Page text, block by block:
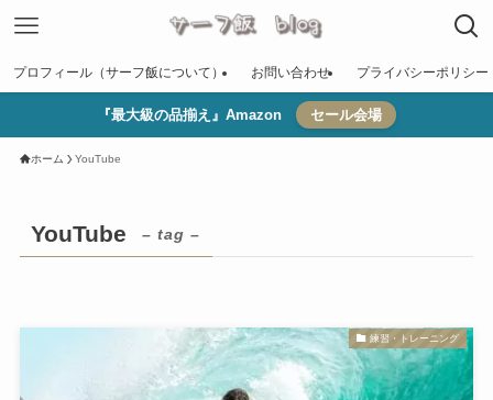
プロフィール（サーフ飯について） お問い合わせ プライバシーポリシー
『最大級の品揃え』Amazon セール会場
ホーム YouTube
YouTube – tag –
練習・トレーニング